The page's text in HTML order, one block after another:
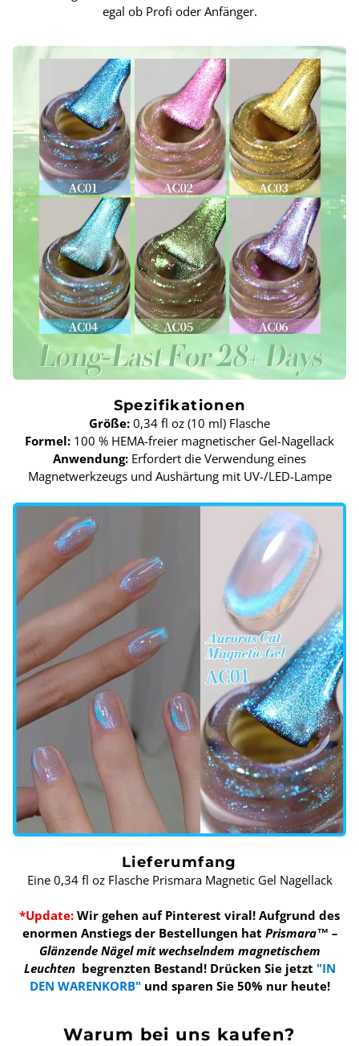
egal ob Profi oder Anfänger.
Spezifikationen
Größe: 0,34 fl oz (10 ml) Flasche
Formel: 100 % HEMA-freier magnetischer Gel-Nagellack
Anwendung: Erfordert die Verwendung eines
Magnetwerkzeugs und Aushärtung mit UV-/LED-Lampe
Lieferumfang
Eine 0,34 fl oz Flasche Prismara Magnetic Gel Nagellack
*Update: Wir gehen auf Pinterest viral! Aufgrund des
enormen Anstiegs der Bestellungen hat Prismara™ –
Glänzende Nägel mit wechselndem magnetischem
Leuchten begrenzten Bestand! Drücken Sie jetzt "IN
DEN WARENKORB" und sparen Sie 50% nur heute!
Warum bei uns kaufen?